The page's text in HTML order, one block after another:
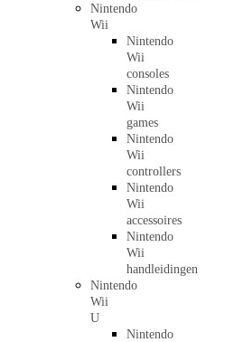
Nintendo
Wii
Nintendo
Wii
consoles
Nintendo
Wii
games
Nintendo
Wii
controllers
Nintendo
Wii
accessoires
Nintendo
Wii
handleidingen
Nintendo
Wii
U
Nintendo